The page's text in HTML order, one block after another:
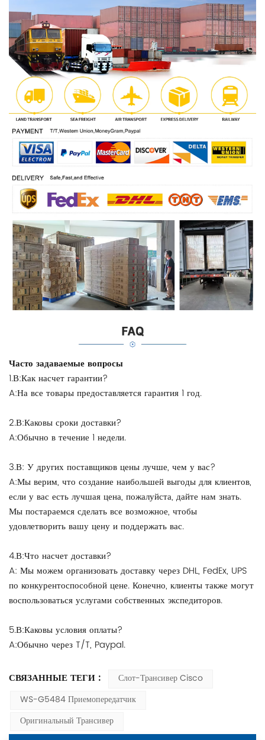
Часто задаваемые вопросы
1.В:Как насчет гарантии?
A:На все товары предоставляется гарантия 1 год.
2.В:Каковы сроки доставки?
A:Обычно в течение 1 недели.
3.В: У других поставщиков цены лучше, чем у вас?
A:Мы верим, что создание наибольшей выгоды для клиентов,
если у вас есть лучшая цена, пожалуйста, дайте нам знать.
Мы постараемся сделать все возможное, чтобы
удовлетворить вашу цену и поддержать вас.
4.В:Что насчет доставки?
A: Мы можем организовать доставку через DHL, FedEx, UPS
по конкурентоспособной цене. Конечно, клиенты также могут
воспользоваться услугами собственных экспедиторов.
5.В:Каковы условия оплаты?
A:Обычно через T/T, Paypal.
СВЯЗАННЫЕ ТЕГИ :
Слот-Трансивер Cisco
WS-G5484 Приемопередатчик
Оригинальный Трансивер